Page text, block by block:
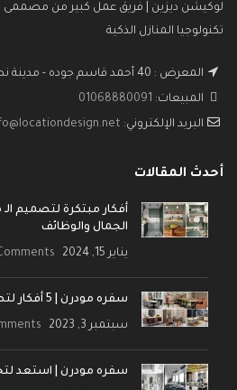
لوكيشن ديزين | فريق عمل كبير من مصممى
تكنولوجيا المنازل الذكية
المعرض : 40 أحمد قاسم جوده - مدينة نصر
المبيعات: 01068880091
البريد الإلكتروني:
أحدث المقالات
الجمال والوظائف
يناير 15, 2024
سفره مودرن | 5 أفكار لتصميم سفرة و بوفيه ونيش
سبتمبر 3, 2023
سفره مودرن | استعد